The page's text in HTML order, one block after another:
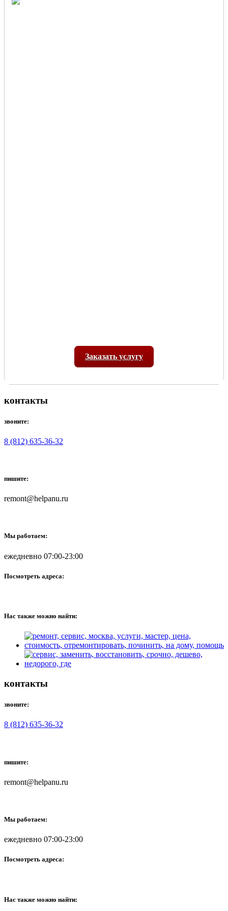
Заказать услугу
контакты
звоните:
8 (812) 635-36-32
пишите:
remont@helpanu.ru
Мы работаем:
ежедневно 07:00-23:00
Посмотреть адреса:
Нас также можно найти:
контакты
звоните:
8 (812) 635-36-32
пишите:
remont@helpanu.ru
Мы работаем:
ежедневно 07:00-23:00
Посмотреть адреса:
Нас также можно найти: